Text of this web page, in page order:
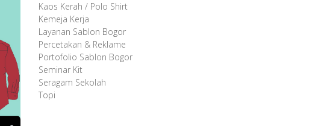
Kaos Kerah / Polo Shirt
Kemeja Kerja
Layanan Sablon Bogor
Percetakan & Reklame
Portofolio Sablon Bogor
Seminar Kit
Seragam Sekolah
Topi